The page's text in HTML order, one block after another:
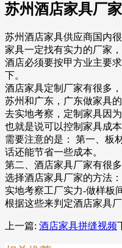
苏州酒店家具厂
苏州酒店家具供应商国内
家具一定找有实力的厂家
酒店必须要按甲方业主要
下。
酒店家具定制厂家有很多
苏州和广东，广东做家具
去实地考察，定制家具因
也就是说可以控制家具成
需要注意的是： 第一、板
话还能节省一些成本。
第二、酒店家具厂家有很多
选择酒店家具厂家的方法
实地考察工厂实力-做样板
根据这些来判定酒店家具
上一篇: 酒店家具拼缝视频